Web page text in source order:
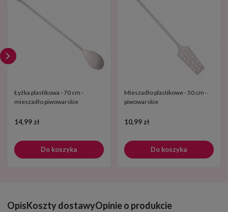
Łyżka plastikowa - 70 cm -
mieszadło piwowarskie
14,99 zł
Do koszyka
Mieszadło plastikowe - 50 cm -
piwowarskie
10,99 zł
Do koszyka
OpisKoszty dostawyOpinie o produkcie